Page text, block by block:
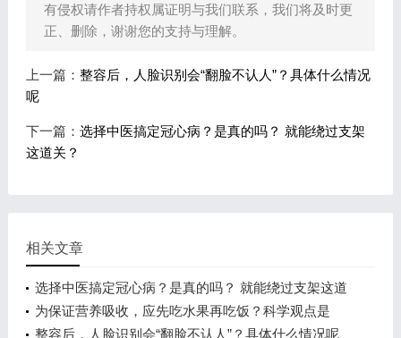
有侵权请作者持权属证明与我们联系，我们将及时更
正、删除，谢谢您的支持与理解。
上一篇： 整容后，人脸识别会“翻脸不认人”？具体什么情况
呢
下一篇： 选择中医搞定冠心病？是真的吗？ 就能绕过支架
这道关？
相关文章
选择中医搞定冠心病？是真的吗？ 就能绕过支架这道
关？
为保证营养吸收，应先吃水果再吃饭？科学观点是
说... 胡言乱语！
整容后，人脸识别会“翻脸不认人”？具体什么情况呢